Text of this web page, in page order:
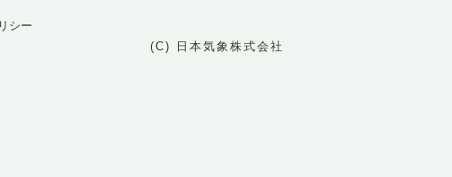
シー
(C) 日本気象株式会社